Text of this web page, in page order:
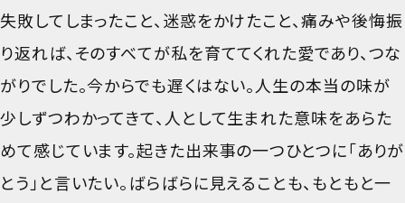
失敗してしまったこと、迷惑をかけたこと、痛みや後悔――振
り返れば、そのすべてが私を育ててくれた愛であり、つな
がりでした。今からでも遅くはない。人生の本当の味が
少しずつわかってきて、人として生まれた意味をあらた
めて感じています。起きた出来事の一つひとつに「ありが
とう」と言いたい。ばらばらに見えることも、もともと一